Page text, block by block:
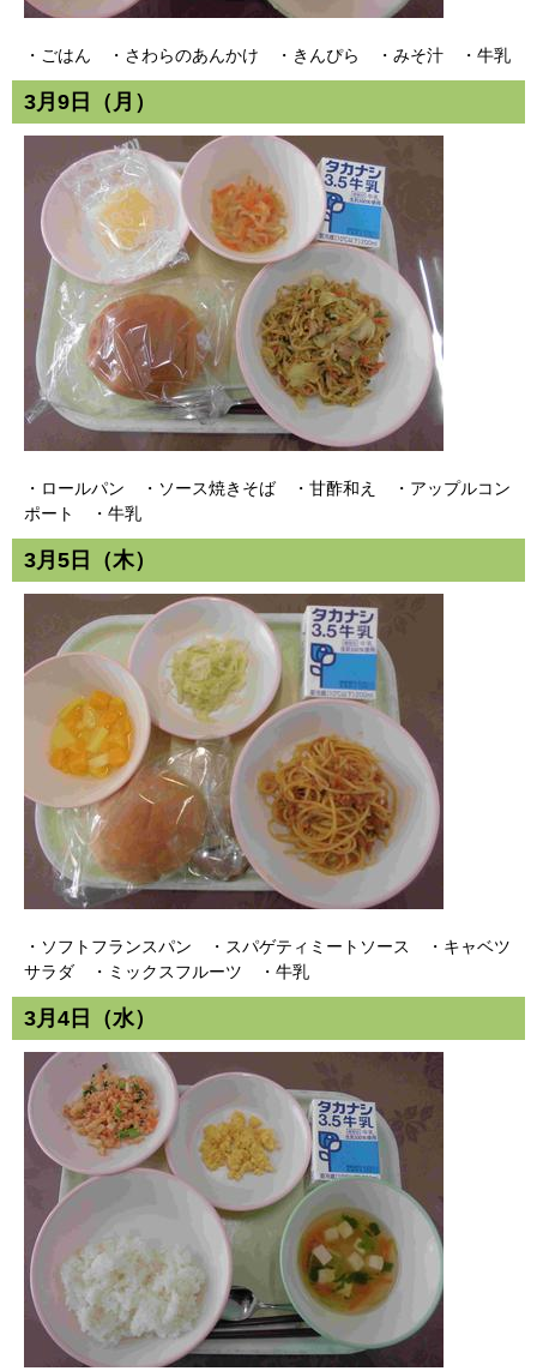
・ごはん ・さわらのあんかけ ・きんぴら ・みそ汁 ・牛乳
3月9日（月）
・ロールパン ・ソース焼きそば ・甘酢和え ・アップルコン
ポート ・牛乳
3月5日（木）
・ソフトフランスパン ・スパゲティミートソース ・キャベツ
サラダ ・ミックスフルーツ ・牛乳
3月4日（水）